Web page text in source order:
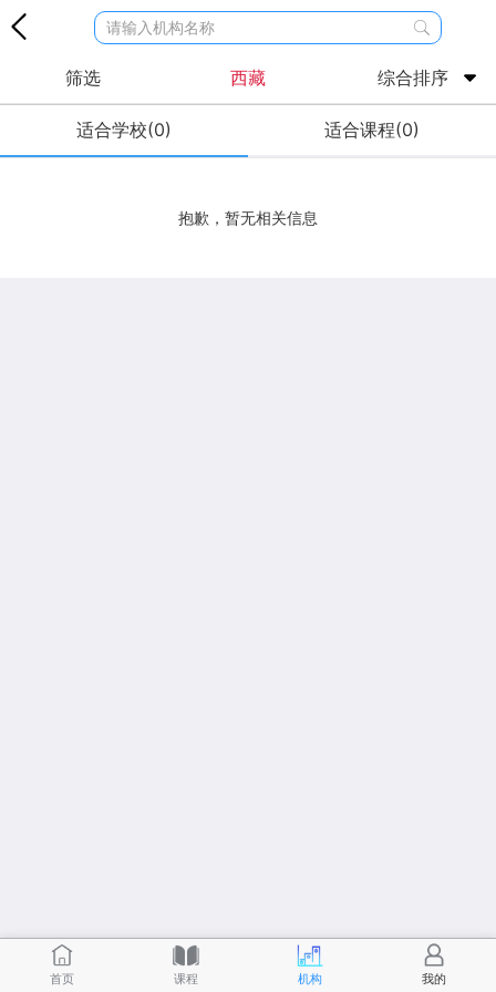
请输入机构名称
筛选 西藏 综合排序
适合学校(0) 适合课程(0)
抱歉，暂无相关信息
首页 课程 机构 我的